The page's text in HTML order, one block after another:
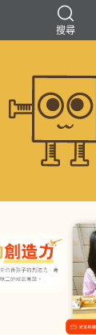
搜尋